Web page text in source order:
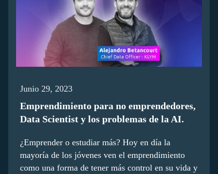
Junio 29, 2023
Emprendimiento para no emprendedores,
Data Scientist y los problemas de la AI.
¿Emprender o estudiar más? Hoy en día la
mayoría de los jóvenes ven el emprendimiento
como una forma de tener más control en su vida y